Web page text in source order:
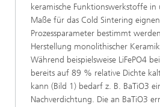
keramische Funktionswerkstoffe in
Maße für das Cold Sintering
Prozessparameter bestimmt
Herstellung monolithischer
Während beispielsweise LiFePO4
bereits auf 89 % relative Dichte
kann (Bild 1) bedarf z. B. BaTiO3
Nachverdichtung. Die an BaTiO3